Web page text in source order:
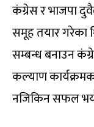
कंग्रेस र भाजपा
समूह तयार गरेका
सम्बन्ध बनाउन
कल्याण
नजिकिन सफल